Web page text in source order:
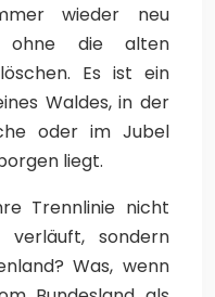
wieder neu
ohne die alten
Es ist ein
Waldes, in der
oder im Jubel
liegt.
Trennlinie nicht
verläuft, sondern
Was, wenn